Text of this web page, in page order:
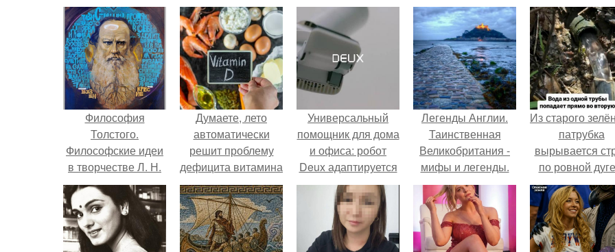
Философия
Толстого.
Философские идеи
в творчестве Л. Н.
Толстого.
Думаете, лето
автоматически
решит проблему
дефицита витамина
D?
Универсальный
помощник для дома
и офиса: робот
Deux адаптируется
к разным задачам.
Легенды Англии.
Таинственная
Великобритания -
мифы и легенды.
Из старого
патрубка
вырывается
по ровной
точно
отверстие
трубы.